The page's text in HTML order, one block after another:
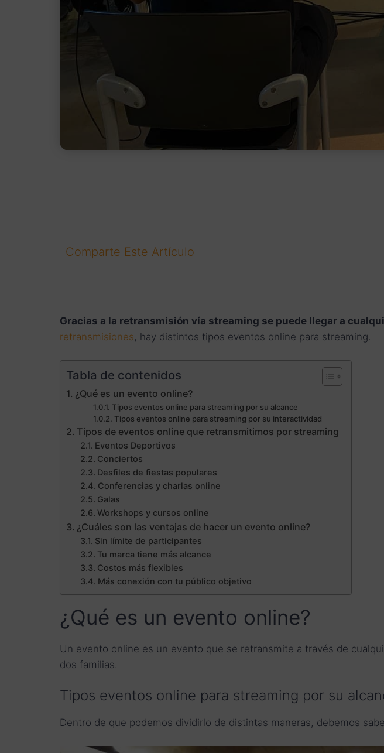
Comparte Este Artículo
Gracias a la retransmisión vía streaming se puede llegar a
retransmisiones, hay distintos tipos eventos online para streaming.
Tabla de contenidos
¿Qué es un evento online?
Tipos eventos online para streaming por su alcance
Tipos eventos online para streaming por su interactividad
Tipos de eventos online que retransmitimos por streaming
Eventos Deportivos
Conciertos
Desfiles de fiestas populares
Conferencias y charlas online
Galas
Workshops y cursos online
¿Cuáles son las ventajas de hacer un evento online?
Sin límite de participantes
Tu marca tiene más alcance
Costos más flexibles
Más conexión con tu público objetivo
¿Qué es un evento online?
Un evento online es un evento que se retransmite a través de
dos familias.
Tipos eventos online para streaming por su
Dentro de que podemos dividirlo de distintas maneras, debemos